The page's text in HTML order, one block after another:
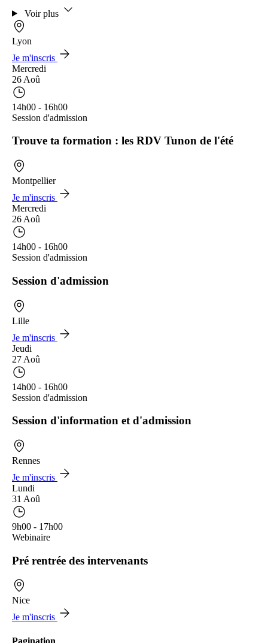
Voir plus
Lyon
Je m'inscris
Mercredi
26 Aoû
14h00 - 16h00
Session d'admission
Trouve ta formation : les RDV Tunon de l'été
Montpellier
Je m'inscris
Mercredi
26 Aoû
14h00 - 16h00
Session d'admission
Session d'admission
Lille
Je m'inscris
Jeudi
27 Aoû
14h00 - 16h00
Session d'admission
Session d'information et d'admission
Rennes
Je m'inscris
Lundi
31 Aoû
9h00 - 17h00
Webinaire
Pré rentrée des intervenants
Nice
Je m'inscris
Pagination